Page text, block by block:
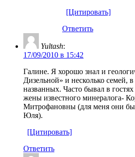
[Цитировать]
Ответить
Yultash:
17/09/2010 в 15:42
Галине. Я хорошо знал и
Дизельной» и несколько семей,
названных. Часто бывал в
жены известного минералога-
Митрофановны (для меня они
Юля).
[Цитировать]
Ответить